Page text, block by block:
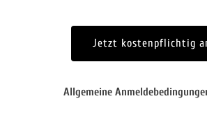
Jetzt kostenpflichtig
Allgemeine